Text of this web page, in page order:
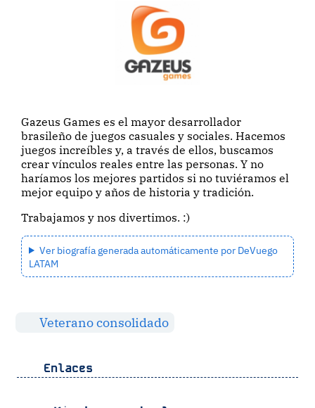
Gazeus Games es el mayor desarrollador
brasileño de juegos casuales y sociales. Hacemos
juegos increíbles y, a través de ellos, buscamos
crear vínculos reales entre las personas. Y no
haríamos los mejores partidos si no tuviéramos el
mejor equipo y años de historia y tradición.
Trabajamos y nos divertimos. :)
Ver biografía generada automáticamente por DeVuego
LATAM
Veterano consolidado
Enlaces